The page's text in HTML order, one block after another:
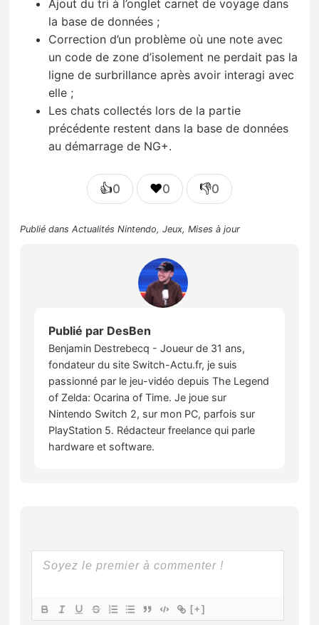
Ajout du tri à l’onglet carnet de voyage dans
la base de données ;
Correction d’un problème où une note avec
un code de zone d’isolement ne perdait pas la
ligne de surbrillance après avoir interagi avec
elle ;
Les chats collectés lors de la partie
précédente restent dans la base de données
au démarrage de NG+.
👍0 ❤️0 👎0
Publié dansActualités Nintendo,Jeux,Mises à jour
Publié par DesBen
Benjamin Destrebecq - Joueur de 31 ans,
fondateur du site Switch-Actu.fr, je suis
passionné par le jeu-vidéo depuis The Legend
of Zelda: Ocarina of Time. Je joue sur
Nintendo Switch 2, sur mon PC, parfois sur
PlayStation 5. Rédacteur freelance qui parle
hardware et software.
[+]